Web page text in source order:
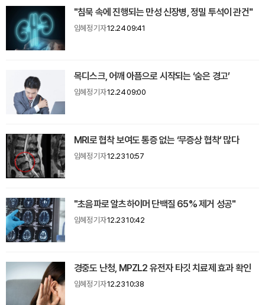
"침묵 속에 진행되는 만성 신장병, 정밀 투석이 관건"
임혜정 기자12.24 09:41
목디스크, 어깨 아픔으로 시작되는 ‘숨은 경고’
임혜정 기자12.24 09:00
MRI로 협착 보여도 통증 없는 ‘무증상 협착’ 많다
임혜정 기자12.23 10:57
"초음파로 알츠하이머 단백질 65% 제거 성공"
임혜정 기자12.23 10:42
경중도 난청, MPZL2 유전자 타깃 치료제 효과 확인
임혜정 기자12.23 10:38